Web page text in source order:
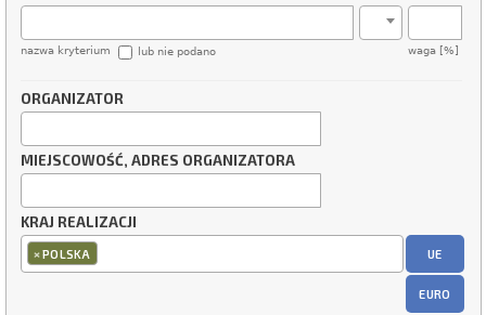
nazwa kryterium waga [%]
lub nie podano
ORGANIZATOR
MIEJSCOWOŚĆ, ADRES ORGANIZATORA
KRAJ REALIZACJI
×POLSKA UE
EURO